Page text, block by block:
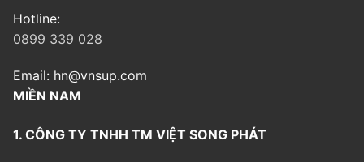
Hotline:
0899 339 028
Email: hn@vnsup.com
MIỀN NAM
1. CÔNG TY TNHH TM VIỆT SONG PHÁT